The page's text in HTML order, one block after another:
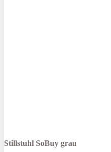
Stillstuhl SoBuy grau